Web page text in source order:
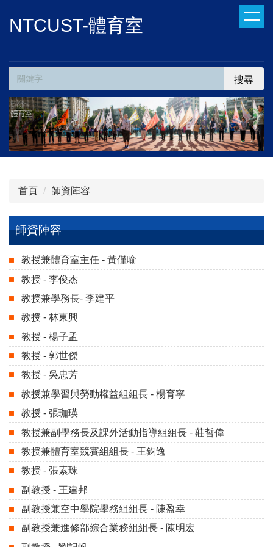
到
內
區
NTCUST-體育室
搜尋
首頁 師資陣容
師資陣容
教授兼體育室主任 - 黃僅喻
教授 - 李俊杰
教授兼學務長- 李建平
教授 - 林東興
教授 - 楊子孟
教授 - 郭世傑
教授 - 吳忠芳
教授兼學習與勞動權益組組長 - 楊育寧
教授 - 張珈瑛
教授兼副學務長及課外活動指導組組長 - 莊哲偉
教授兼體育室競賽組組長 - 王鈞逸
教授 - 張素珠
副教授 - 王建邦
副教授兼空中學院學務組組長 - 陳盈幸
副教授兼進修部綜合業務組組長 - 陳明宏